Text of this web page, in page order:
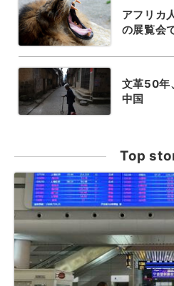
アフリカ
の展覧会
文革50年
中国
Top